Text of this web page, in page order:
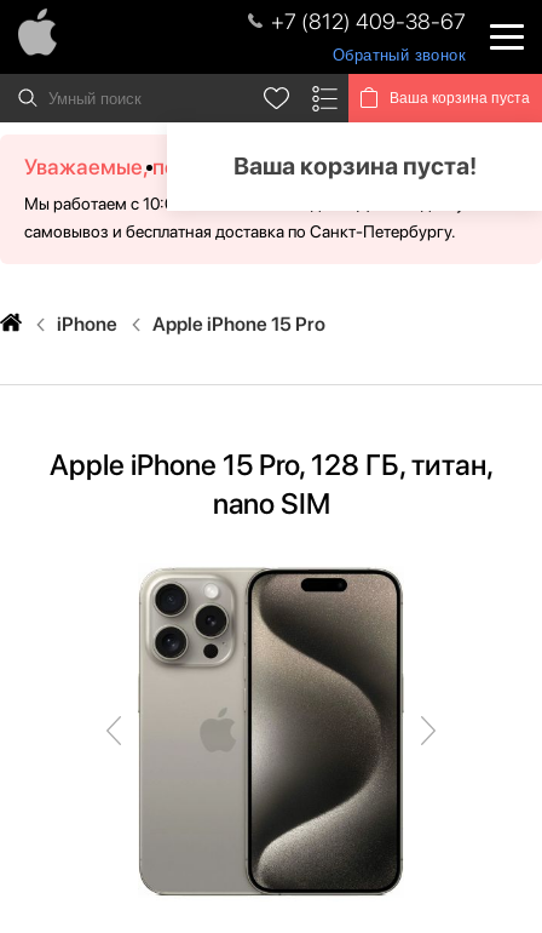
+7 (812) 409-38-67
Обратный звонок
Ваша корзина пуста
Ваша корзина пуста!
Уважаемые, посетители!
Мы работаем с 10:00 - 21:00 без выходных. Для Вас доступен
самовывоз и бесплатная доставка по Санкт-Петербургу.
iPhone Apple iPhone 15 Pro
Apple iPhone 15 Pro, 128 ГБ, титан,
nano SIM